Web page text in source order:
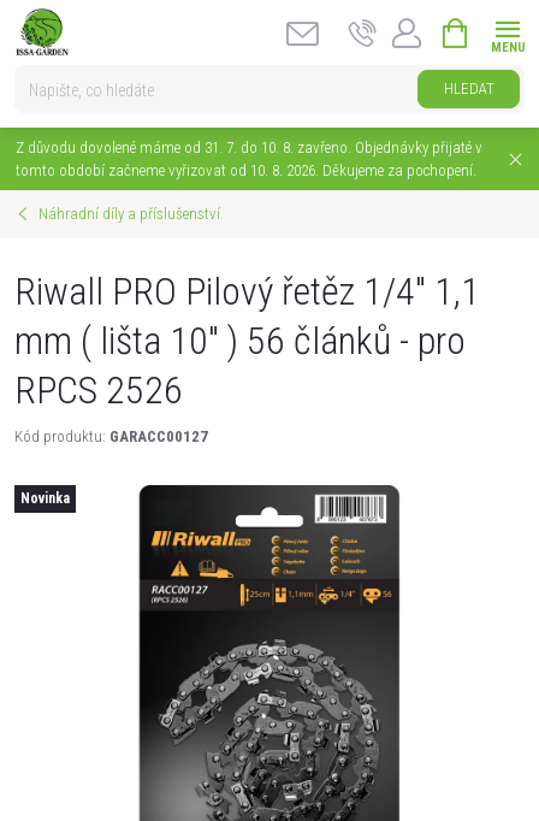
Přejít
HLEDAT
KOŠÍK
Z důvodu dovolené máme od 31. 7. do 10. 8. zavřeno. Objednávky přijaté v
tomto období začneme vyřizovat od 10. 8. 2026. Děkujeme za pochopení.
Náhradní díly a příslušenství
Riwall PRO Pilový řetěz 1/4" 1,1
mm ( lišta 10" ) 56 článků - pro
RPCS 2526
Kód produktu: GARACC00127
Novinka